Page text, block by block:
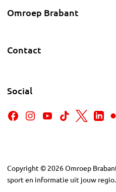
Omroep Brabant
Contact
Social
Copyright © 2026Omroep
sport en informatie uit jouw regio.